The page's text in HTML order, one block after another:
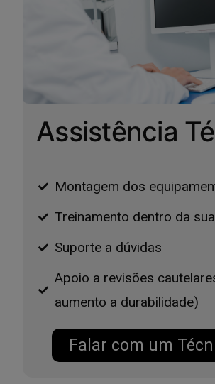
Assistência
Montagem dos
Treinamento dentro da
Suporte a dúvidas
Apoio a revisões
aumento a durabilidade)
Falar com um